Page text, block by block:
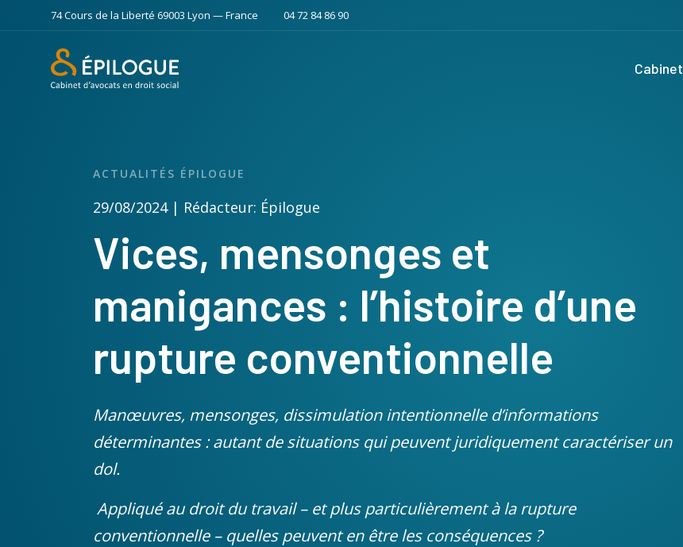
74 Cours de la Liberté 69003 Lyon — France 04 72 84 86 90
Cabinet
ACTUALITÉS ÉPILOGUE
29/08/2024 | Rédacteur: Épilogue
Vices, mensonges et
manigances : l’histoire d’une
rupture conventionnelle
Manœuvres, mensonges, dissimulation intentionnelle d’informations
déterminantes : autant de situations qui peuvent juridiquement caractériser un
dol.
Appliqué au droit du travail – et plus particulièrement à la rupture
conventionnelle – quelles peuvent en être les conséquences ?